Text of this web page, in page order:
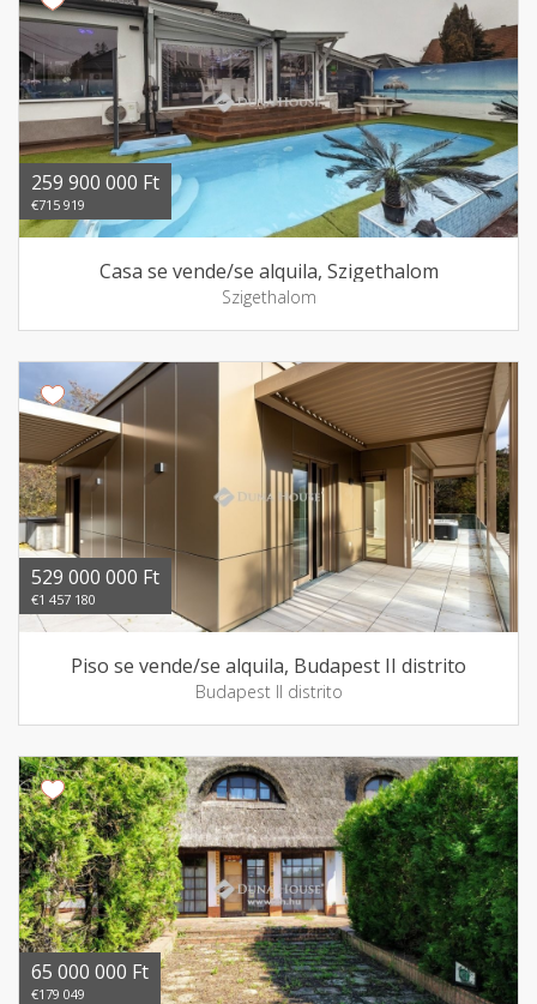
259 900 000 Ft
€715 919
Casa se vende/se alquila, Szigethalom
Szigethalom
529 000 000 Ft
€1 457 180
Piso se vende/se alquila, Budapest II distrito
Budapest II distrito
65 000 000 Ft
€179 049